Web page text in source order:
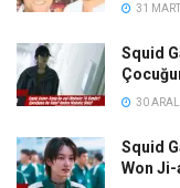
31
Squid
30
Squid
Won Ji-